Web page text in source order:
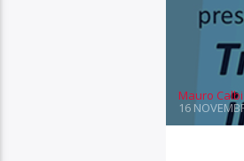
Mauro Calbi
16